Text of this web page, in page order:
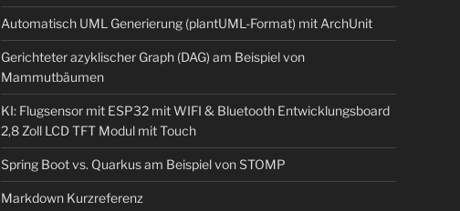
Automatisch UML Generierung (plantUML-Format) mit ArchUnit
Gerichteter azyklischer Graph (DAG) am Beispiel von
Mammutbäumen
KI: Flugsensor mit ESP32 mit WIFI & Bluetooth Entwicklungsboard
2,8 Zoll LCD TFT Modul mit Touch
Spring Boot vs. Quarkus am Beispiel von STOMP
Markdown Kurzreferenz